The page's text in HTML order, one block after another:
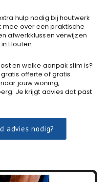
hulp nodig bij houtwerk
mee over een praktische
afwerkklussen verwijzen
Houten.
en welke aanpak slim is?
offerte of gratis
jouw woning,
Je krijgt advies dat past
advies nodig?